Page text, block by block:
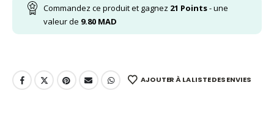
Commandez ce produit et gagnez 21 Points- une
valeur de 9.80 MAD
AJOUTER À LA LISTE DES ENVIES